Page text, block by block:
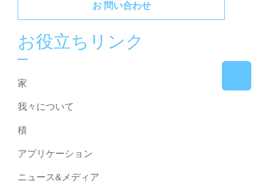
お 問い合わせ
お役立ちリンク
家
我々について
積
アプリケーション
ニュース&メディア